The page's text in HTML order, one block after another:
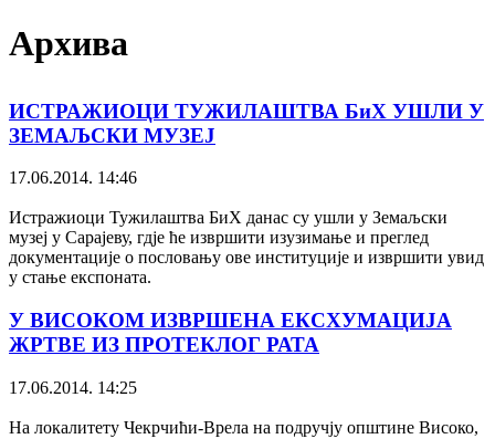
Архива
ИСТРАЖИОЦИ ТУЖИЛАШТВА БиХ УШЛИ У
ЗЕМАЉСКИ МУЗЕЈ
17.06.2014. 14:46
Истражиоци Тужилаштва БиХ данас су ушли у Земаљски
музеј у Сарајеву, гдје ће извршити изузимање и преглед
документације о пословању ове институције и извршити увид
у стање експоната.
У ВИСОКОМ ИЗВРШЕНА ЕКСХУМАЦИЈА
ЖРТВЕ ИЗ ПРОТЕКЛОГ РАТА
17.06.2014. 14:25
На локалитету Чекрчићи-Врела на подручју општине Високо,